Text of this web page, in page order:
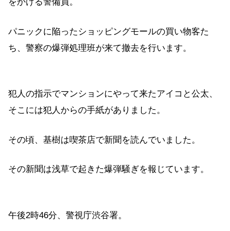
をかける警備員。
パニックに陥ったショッピングモールの買い物客た
ち、警察の爆弾処理班が来て撤去を行います。
犯人の指示でマンションにやって来たアイコと公太、
そこには犯人からの手紙がありました。
その頃、基樹は喫茶店で新聞を読んでいました。
その新聞は浅草で起きた爆弾騒ぎを報じています。
午後2時46分、警視庁渋谷署。